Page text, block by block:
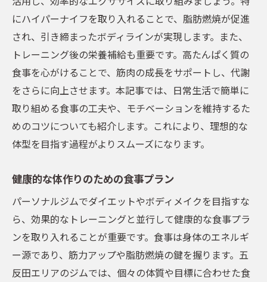
にハイパーナイフを取り入れることで、脂肪燃焼が促進
され、引き締まったボディラインが実現します。また、
トレーニング後の栄養補給も重要です。高たんぱく質の
食事を心がけることで、筋肉の成長をサポートし、代謝
をさらに向上させます。本記事では、日常生活で簡単に
取り組める食事の工夫や、モチベーションを維持するた
めのコツについても紹介します。これにより、理想的な
体型を目指す過程がよりスムーズになります。
健康的な体作りのための食事プラン
パーソナルジムでダイエットやボディメイクを目指すな
ら、効果的なトレーニングと並行して健康的な食事プラ
ンを取り入れることが重要です。食事は身体のエネルギ
ー源であり、筋力アップや脂肪燃焼の鍵を握ります。五
反田エリアのジムでは、個々の体質や目標に合わせた食